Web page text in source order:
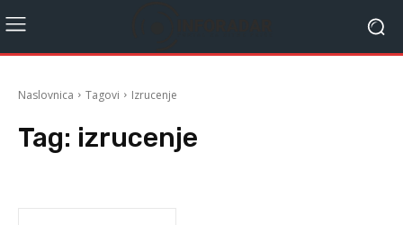
Naslovnica Tagovi Izrucenje
Tag: izrucenje